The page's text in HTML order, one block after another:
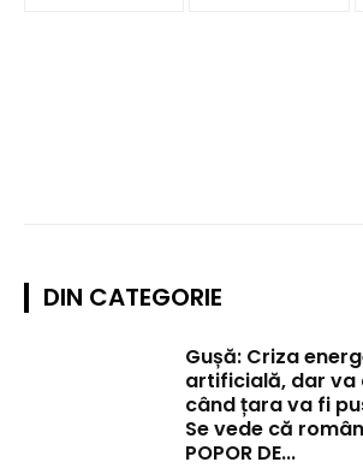
DIN CATEGORIE
Gușă: Criza
artificială, dar va
când țara va fi
Se vede că
POPOR DE...